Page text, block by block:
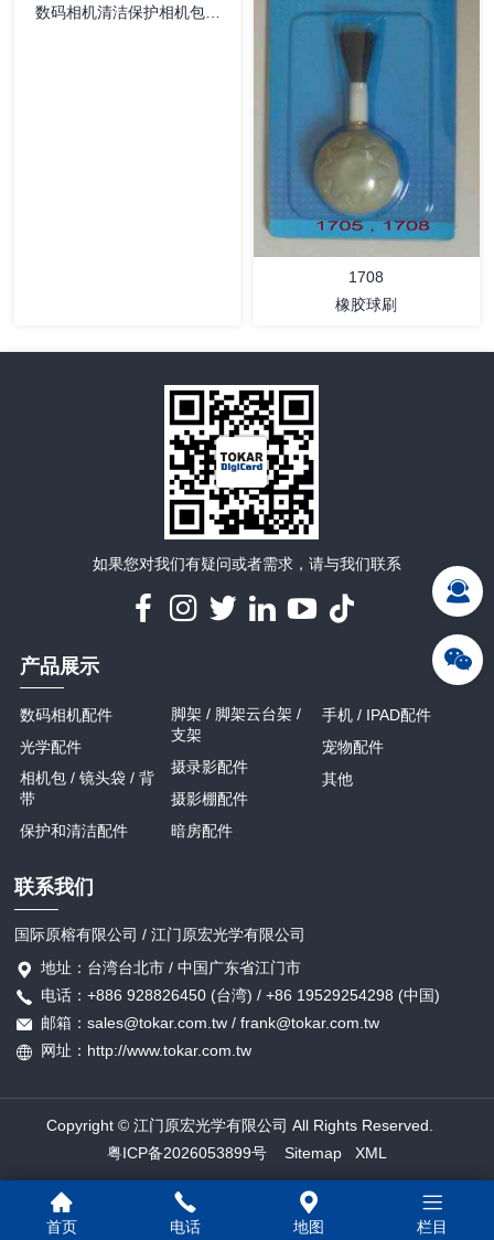
详情
数码相机清洁保护相机包套
详情
1708
橡胶球刷
如果您对我们有疑问或者需求，请与我们联系
产品展示
数码相机配件
光学配件
相机包 / 镜头袋 / 背
带
保护和清洁配件
脚架 / 脚架云台架 /
支架
摄录影配件
摄影棚配件
暗房配件
手机 / IPAD配件
宠物配件
其他
联系我们
国际原榕有限公司 / 江门原宏光学有限公司
地址：台湾台北市 / 中国广东省江门市
电话：+886 928826450 (台湾) / +86 19529254298 (中国)
邮箱：sales@tokar.com.tw / frank@tokar.com.tw
网址：http://www.tokar.com.tw
Copyright © 江门原宏光学有限公司 All Rights Reserved.
粤ICP备2026053899号
Sitemap XML
首页 电话 地图 栏目